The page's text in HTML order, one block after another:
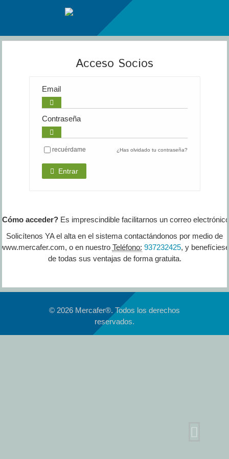
Acceso Socios
Email
Contraseña
recuérdame ¿Has olvidado tu contraseña?
Entrar
acceder? Es imprescindible facilitarnos un correo
Solicítenos YA el alta en el sistema contactándonos por medio de
www.mercafer.com, o en nuestro Teléfono: 937232425, y benefíciese
de todas sus ventajas de forma gratuita.
© 2026 Mercafer®. Todos los derechos
reservados.